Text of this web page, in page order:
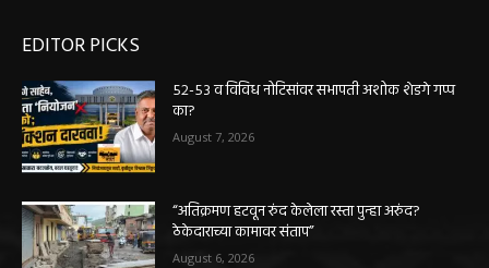
EDITOR PICKS
५२-५३ व विविध नोटिसांवर सभापती अशोक शेडगे गप्प
का?
August 7, 2026
“अतिक्रमण हटवून रुंद केलेला रस्ता पुन्हा अरुंद?
ठेकेदाराच्या कामावर संताप”
August 6, 2026